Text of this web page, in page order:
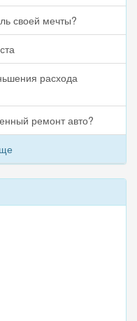
своей мечты?
расхода
ремонт авто?